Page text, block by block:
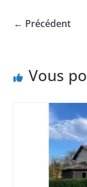
← Précédent
Vous